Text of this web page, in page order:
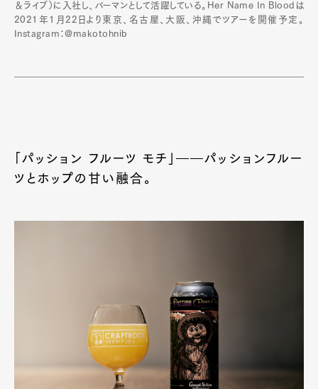
＆ライブ）に入社し、バーマンとして活躍している。Her Name In Bloodは
2021年1月22日より東京、名古屋、大阪、沖縄でツアーを開催予定。
Instagram：@makotohnib
「パッション フルーツ モチ」――パッションフルー
ツとホップの甘い融合。